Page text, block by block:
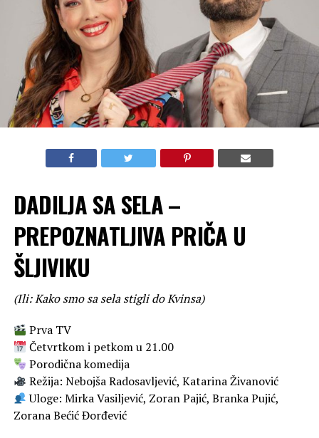
DADILJA SA SELA –
PREPOZNATLJIVA PRIČA U
ŠLJIVIKU
(Ili: Kako smo sa sela stigli do Kvinsa)
Prva TV
Četvrtkom i petkom u 21.00
Porodična komedija
Režija: Nebojša Radosavljević, Katarina Živanović
Uloge: Mirka Vasiljević, Zoran Pajić, Branka Pujić,
Zorana Bećić Đorđević